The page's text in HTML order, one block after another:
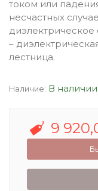
током или
несчастных
–
лестница.
Наличие: В наличии
9